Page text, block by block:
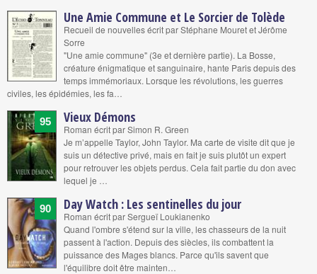
Une Amie Commune et Le Sorcier de Tolède
Recueil de nouvelles écrit par Stéphane Mouret et Jérôme
Sorre
"Une amie commune" (3e et dernière partie). La Bosse,
créature énigmatique et sanguinaire, hante Paris depuis des
temps immémoriaux. Lorsque les révolutions, les guerres
civiles, les épidémies, les fa…
95 Vieux Démons
Roman écrit par Simon R. Green
Je m’appelle Taylor, John Taylor. Ma carte de visite dit que je
suis un détective privé, mais en fait je suis plutôt un expert
pour retrouver les objets perdus. Cela fait partie du don avec
lequel je …
90 Day Watch : Les sentinelles du jour
Roman écrit par Sergueï Loukianenko
Quand l'ombre s'étend sur la ville, les chasseurs de la nuit
passent à l'action. Depuis des siècles, ils combattent la
puissance des Mages blancs. Parce qu'ils savent que
l'équilibre doit être mainten…